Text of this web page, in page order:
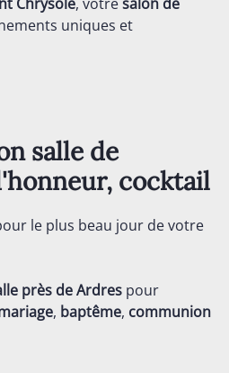
uniques et
salle de
cocktail
le plus beau jour de votre
près de Ardres pour
, baptême, communion